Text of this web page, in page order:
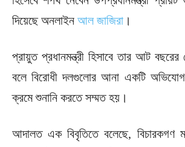
দিয়েছে অনলাইন আল জাজিরা ।
প্রায়ুত প্রধানমন্ত্রী হিসাবে তার আট বছরের
বলে বিরোধী দলগুলোর আনা একটি
ক্রমে শুনানি করতে সম্মত হয়।
আদালত এক বিবৃতিতে বলেছে, বিচারকগণ